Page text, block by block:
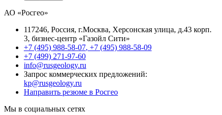
АО «Росгео»
117246, Россия, г.Москва, Херсонская улица, д.43 корп.
3, бизнес-центр «Газойл Сити»
+7 (495) 988-58-07, +7 (495) 988-58-09
+7 (499) 271-97-60
info@rusgeology.ru
Запрос коммерческих предложений:
kp@rusgeology.ru
Направить резюме в Росгео
Мы в социальных сетях